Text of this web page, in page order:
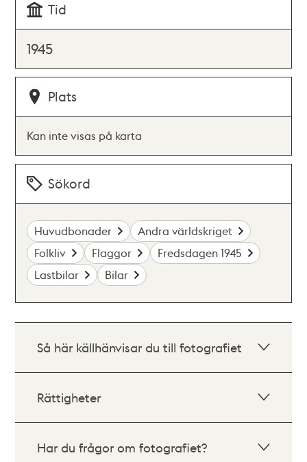
Tid
1945
Plats
Kan inte visas på karta
Sökord
Huvudbonader
Andra världskriget
Folkliv
Flaggor
Fredsdagen 1945
Lastbilar
Bilar
Så här källhänvisar du till fotografiet
Rättigheter
Har du frågor om fotografiet?